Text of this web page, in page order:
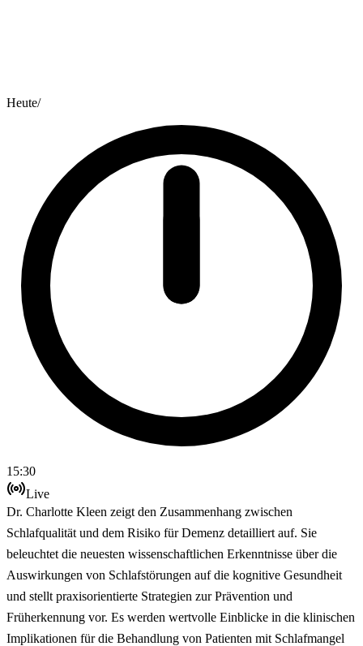
Heute/
15:30
Live
Dr. Charlotte Kleen zeigt den Zusammenhang zwischen
Schlafqualität und dem Risiko für Demenz detailliert auf. Sie
beleuchtet die neuesten wissenschaftlichen Erkenntnisse über die
Auswirkungen von Schlafstörungen auf die kognitive Gesundheit
und stellt praxisorientierte Strategien zur Prävention und
Früherkennung vor. Es werden wertvolle Einblicke in die klinischen
Implikationen für die Behandlung von Patienten mit Schlafmangel